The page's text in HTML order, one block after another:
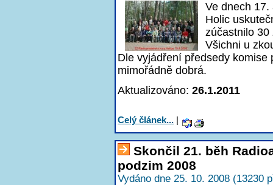
Ve dnech 17.
Holic
zúčastnilo
Všichni u
Dle vyjádření předsedy
mimořádně dobrá.
Aktualizováno: 26.1.2011
Celý článek... |
Skončil 21. běh
podzim 2008
Vydáno dne 25. 10. 2008 (13230